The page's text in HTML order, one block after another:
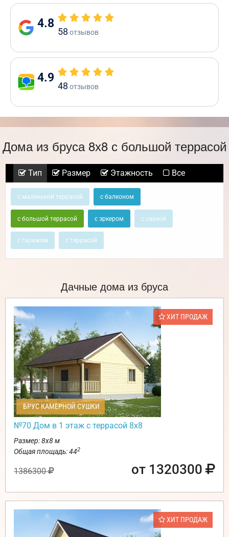
4.8
58 отзывов
4.9
48 отзывов
Дома из бруса 8х8 с большой террасой
Тип Размер Этажность Все
с маленькой террасой с балконом
с большой террасой с эркером с сауной
с гаражом с террасой
Дачные дома из бруса
ХИТ ПРОДАЖ
БРУС КАМЕРНОЙ СУШКИ
№70 Дом в 1 этаж с террасой 8х8
Размер: 8х8 м
Общая площадь: 442
1386300 от 1320300
ХИТ ПРОДАЖ